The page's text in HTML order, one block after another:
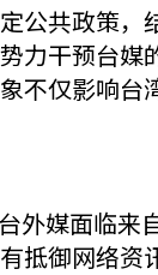
共政策，
力干预台
仅影响台
媒面临
御网络资